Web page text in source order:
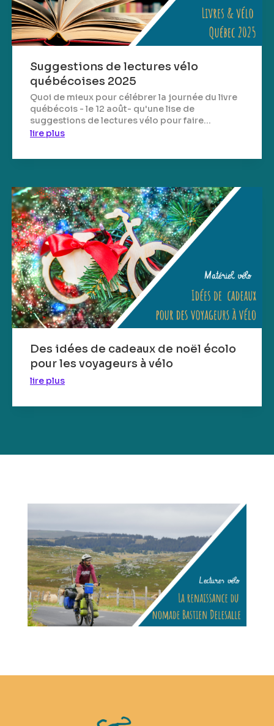
Suggestions de lectures vélo
québécoises 2025
Quoi de mieux pour célébrer la journée du livre
québécois - le 12 août- qu'une lise de
suggestions de lectures vélo pour faire...
lire plus
Des idées de cadeaux de noël écolo
pour les voyageurs à vélo
lire plus